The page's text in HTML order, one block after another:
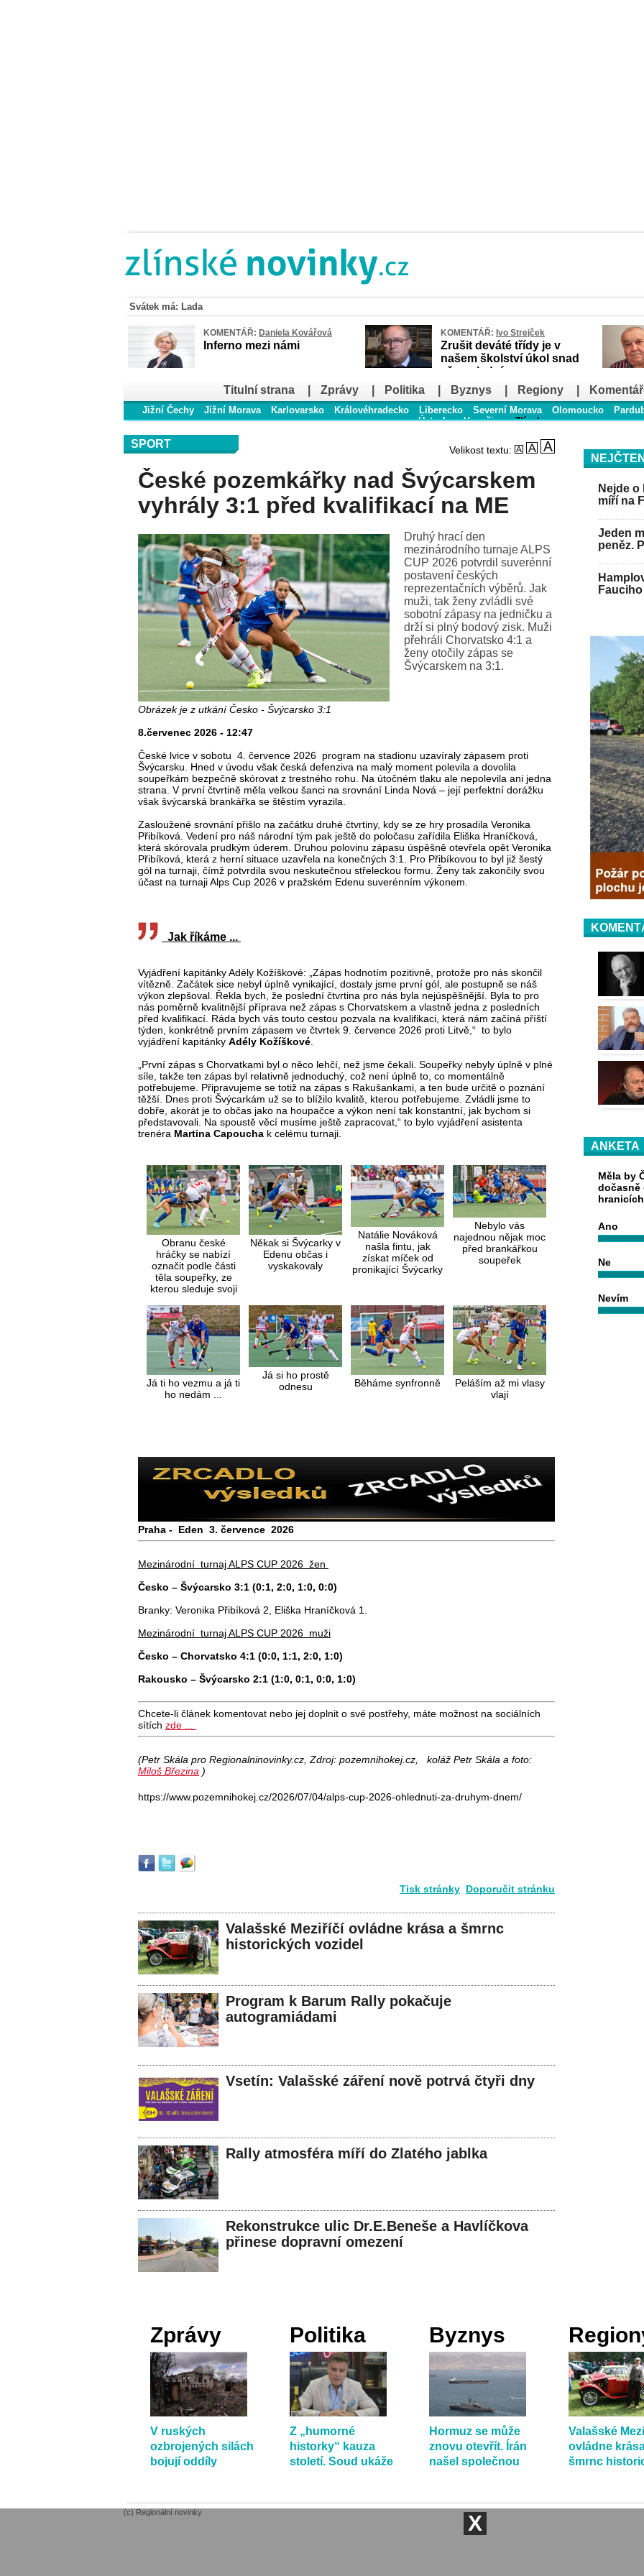
Svátek má: Lada
KOMENTÁŘ: Daniela Kovářová
Inferno mezi námi
KOMENTÁŘ: Ivo Strejček
Zrušit deváté třídy je v
našem školství úkol snad
až poslední
Titulní strana
Zprávy Politika Byznys Regiony
Jižní Čechy Jižní Morava Karlovarsko Královéhradecko Liberecko Severní Morava Olomoucko
Ústecko
Vysočina Zlínsko
SPORT Velikost textu:
České pozemkářky nad Švýcarskem
vyhrály 3:1 před kvalifikací na ME
Druhý hrací den
mezinárodního turnaje ALPS
CUP 2026 potvrdil suverénní
postavení českých
reprezentačních výběrů. Jak
muži, tak ženy zvládli své
sobotní zápasy na jedničku a
drží si plný bodový zisk. Muži
přehráli Chorvatsko 4:1 a
ženy otočily zápas se
Švýcarskem na 3:1.
Obrázek je z utkání Česko - Švýcarsko 3:1
8.červenec 2026 - 12:47
České lvice v sobotu 4. července 2026 program na stadionu uzavíraly zápasem proti
Švýcarsku. Hned v úvodu však česká defenziva na malý moment polevila a dovolila
soupeřkám bezpečně skórovat z trestného rohu. Na útočném tlaku ale nepolevila ani jedna
strana. V první čtvrtině měla velkou šanci na srovnání Linda Nová – její perfektní dorážku
však švýcarská brankářka se štěstím vyrazila.
Zasloužené srovnání přišlo na začátku druhé čtvrtiny, kdy se ze hry prosadila Veronika
Přibíková. Vedení pro náš národní tým pak ještě do poločasu zařídila Eliška Hraníčková,
která skórovala prudkým úderem. Druhou polovinu zápasu úspěšně otevřela opět Veronika
Přibíková, která z herní situace uzavřela na konečných 3:1. Pro Přibíkovou to byl již šestý
gól na turnaji, čímž potvrdila svou neskutečnou střeleckou formu. Ženy tak zakončily svou
účast na turnaji Alps Cup 2026 v pražském Edenu suverénním výkonem.
Jak říkáme ...
Vyjádření kapitánky Adély Kožíškové: „Zápas hodnotím pozitivně, protože pro nás skončil
vítězně. Začátek sice nebyl úplně vynikající, dostaly jsme první gól, ale postupně se náš
výkon zlepšoval. Řekla bych, že poslední čtvrtina pro nás byla nejúspěšnější. Byla to pro
nás poměrně kvalitnější příprava než zápas s Chorvatskem a vlastně jedna z posledních
před kvalifikací. Ráda bych vás touto cestou pozvala na kvalifikaci, která nám začíná příští
týden, konkrétně prvním zápasem ve čtvrtek 9. července 2026 proti Litvě,“ to bylo
vyjádření kapitánky Adély Kožíškové
„První zápas s Chorvatkami byl o něco lehčí, než jsme čekali. Soupeřky nebyly úplně v plné
síle, takže ten zápas byl relativně jednoduchý, což není úplně to, co momentálně
potřebujeme. Připravujeme se totiž na zápas s Rakušankami, a ten bude určitě o poznání
těžší. Dnes proti Švýcarkám už se to blížilo kvalitě, kterou potřebujeme. Zvládli jsme to
dobře, akorát je to občas jako na houpačce a výkon není tak konstantní, jak bychom si
představovali. Na spoustě věcí musíme ještě zapracovat,“ to bylo vyjádření asistenta
trenéra Martina Capoucha k celému turnaji.
Obranu české
hráčky se nabízí
označit podle části
těla soupeřky, ze
kterou sleduje svoji
Někak si Švýcarky v
Edenu občas i
vyskakovaly
Natálie Nováková
našla fintu, jak
získat míček od
pronikající Švýcarky
Nebylo vás
najednou nějak moc
před brankářkou
soupeřek
Já ti ho vezmu a já ti
ho nedám ...
Já si ho prostě
odnesu
Běháme synfronně
Peláším až mi vlasy
vlají
Praha - Eden 3. července 2026
Mezinárodní turnaj ALPS CUP 2026 žen
Česko – Švýcarsko 3:1 (0:1, 2:0, 1:0, 0:0)
Branky: Veronika Přibíková 2, Eliška Hraníčková 1.
Mezinárodní turnaj ALPS CUP 2026 muži
Česko – Chorvatsko 4:1 (0:0, 1:1, 2:0, 1:0)
Rakousko – Švýcarsko 2:1 (1:0, 0:1, 0:0, 1:0)
Chcete-li článek komentovat nebo jej doplnit o své postřehy, máte možnost na sociálních
sítích zde ...
(Petr Skála pro Regionalninovinky.cz, Zdroj: pozemnihokej.cz, koláž Petr Skála a foto:
Miloš Březina )
https://www.pozemnihokej.cz/2026/07/04/alps-cup-2026-ohlednuti-za-druhym-dnem/
Tisk stránky Doporučit stránku
Valašské Meziříčí ovládne krása a šmrnc
historických vozidel
Program k Barum Rally pokačuje
autogramiádami
Vsetín: Valašské záření nově potrvá čtyři dny
Rally atmosféra míří do Zlatého jablka
Rekonstrukce ulic Dr.E.Beneše a Havlíčkova
přinese dopravní omezení
Nejde o
míří na
Jeden
peněz.
ANKETA
Měla by
dočasně
Ano
Ne
Nevím
Zprávy
V ruských
ozbrojených silách
bojují oddíly
Politika
Z „humorné
historky“ kauza
století. Soud ukáže
Byznys
Hormuz se může
znovu otevřít. Írán
našel společnou
Valašské
ovládne
šmrnc
(c) Regionální novinky X